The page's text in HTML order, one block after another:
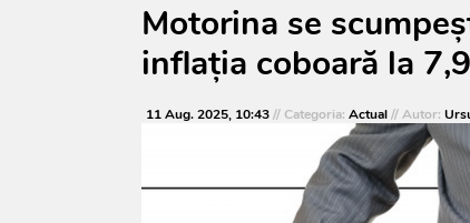
Motorina se
inflația coboară la
11 Aug. 2025, 10:43// Categoria: Actual// Autor: